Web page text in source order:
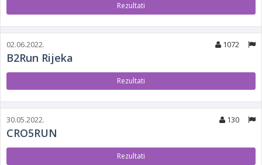
Rezultati
02.06.2022. 1072
B2Run Rijeka
Rezultati
30.05.2022. 130
CRO5RUN
Rezultati